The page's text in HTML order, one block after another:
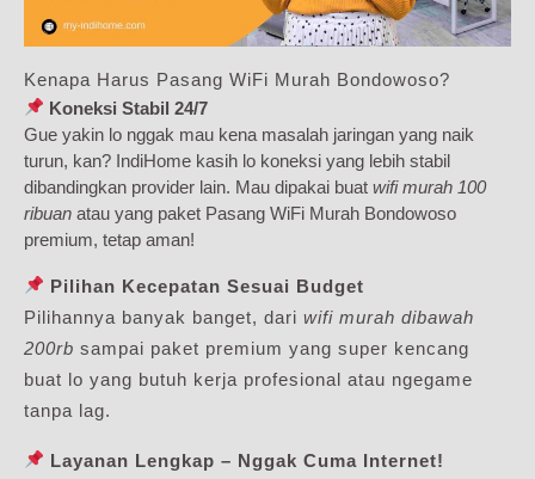
Kenapa Harus Pasang WiFi Murah Bondowoso?
Koneksi Stabil 24/7
Gue yakin lo nggak mau kena masalah jaringan yang naik
turun, kan? IndiHome kasih lo koneksi yang lebih stabil
dibandingkan provider lain. Mau dipakai buat wifi murah 100
ribuan atau yang paket Pasang WiFi Murah Bondowoso
premium, tetap aman!
Pilihan Kecepatan Sesuai Budget
Pilihannya banyak banget, dari wifi murah dibawah
200rb sampai paket premium yang super kencang
buat lo yang butuh kerja profesional atau ngegame
tanpa lag.
Layanan Lengkap – Nggak Cuma Internet!